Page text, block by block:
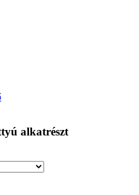
alkatrészt